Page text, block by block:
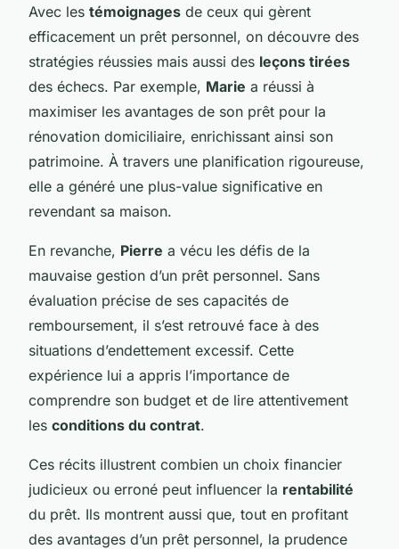
Avec les témoignages de ceux qui gèrent
efficacement un prêt personnel, on découvre des
stratégies réussies mais aussi des leçons tirées
des échecs. Par exemple, Marie a réussi à
maximiser les avantages de son prêt pour la
rénovation domiciliaire, enrichissant ainsi son
patrimoine. À travers une planification rigoureuse,
elle a généré une plus-value significative en
revendant sa maison.
En revanche, Pierre a vécu les défis de la
mauvaise gestion d’un prêt personnel. Sans
évaluation précise de ses capacités de
remboursement, il s’est retrouvé face à des
situations d’endettement excessif. Cette
expérience lui a appris l’importance de
comprendre son budget et de lire attentivement
les conditions du contrat.
Ces récits illustrent combien un choix financier
judicieux ou erroné peut influencer la rentabilité
du prêt. Ils montrent aussi que, tout en profitant
des avantages d’un prêt personnel, la prudence